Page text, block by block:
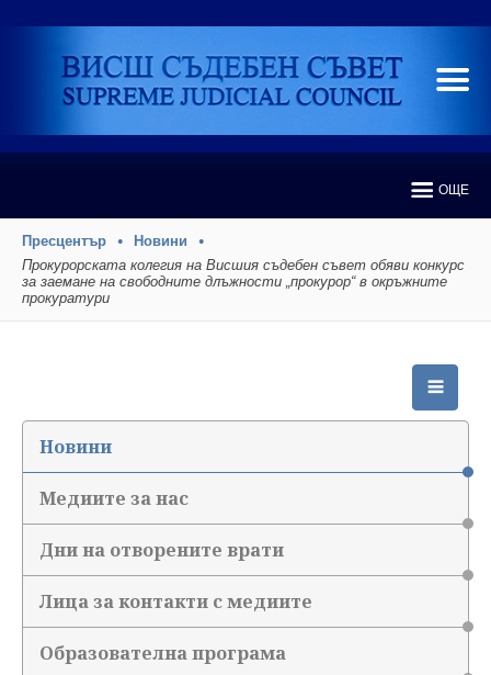
ОЩЕ
Пресцентър
Новини
Прокурорската колегия на Висшия съдебен съвет обяви конкурс
за заемане на свободните длъжности „прокурор“ в окръжните
прокуратури
Новини
Медиите за нас
Дни на отворените врати
Лица за контакти с медиите
Образователна програма